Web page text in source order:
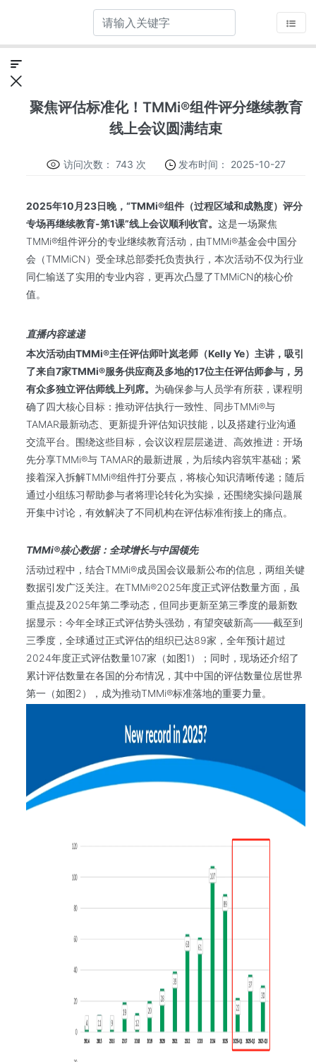
聚焦评估标准化！TMMi®组件评分继续教育
线上会议圆满结束
访问次数：743 次 发布时间： 2025-10-27
2025年10 月23日晚，“TMMi®组件（过程区域和成熟度）评分
专场再继续教育-第1课”线上会议顺利收官。这是一场聚焦
TMMi®组件评分的专业继续教育活动，由TMMi®基金会中国分
会（TMMiCN）受全球总部委托负责执行，本次活动不仅为行业
同仁输送了实用的专业内容，更再次凸显了TMMiCN的核心价
值。
直播内容速递
本次活动由TMMi®主任评估师叶岚老师（Kelly Ye）主讲，吸引
了来自7家TMMi®服务供应商及多地的17位主任评估师参与，另
有众多独立评估师线上列席。 为确保参与人员学有所获，课程明
确了四大核心目标：推动评估执行一致性、同步TMMi®与
TAMAR最新动态、更新提升评估知识技能，以及搭建行业沟通
交流平台。围绕这些目标，会议议程层层递进、高效推进：开场
先分享TMMi®与 TAMAR的最新进展，为后续内容筑牢基础；紧
接着深入拆解TMMi®组件打分要点，将核心知识清晰传递；随后
通过小组练习帮助参与者将理论转化为实操，还围绕实操问题展
开集中讨论，有效解决了不同机构在评估标准衔接上的痛点。
TMMi®核心数据：全球增长与中国领先
活动过程中，结合TMMi®成员国会议最新公布的信息，两组关键
数据引发广泛关注。在TMMi®2025年度正式评估数量方面，虽
重点提及2025年第二季动态，但同步更新至第三季度的最新数
据显示：今年全球正式评估势头强劲，有望突破新高——截至到
三季度，全球通过正式评估的组织已达89家，全年预计超过
2024年度正式评估数量107家（如图1）；同时，现场还介绍了
累计评估数量在各国的分布情况，其中中国的评估数量位居世界
第一（如图2），成为推动TMMi®标准落地的重要力量。